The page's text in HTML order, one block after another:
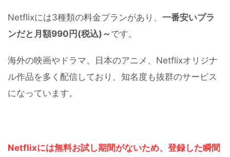
Netflixには3種類の料金プランがあり、 一番安いプラ
ンだと月額990円(税込)～ です。
海外の映画やドラマ、日本のアニメ、Netflixオリジナ
ル作品を多く配信しており、知名度も抜群のサービス
になっています。
Netflixには無料お試し期間がないため、登録した瞬間